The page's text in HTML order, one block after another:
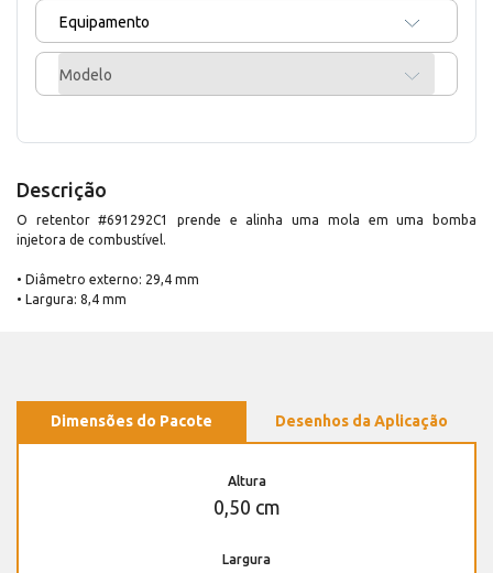
Equipamento
Modelo
Descrição
O retentor #691292C1 prende e alinha uma mola em uma bomba
injetora de combustível.
• Diâmetro externo: 29,4 mm
• Largura: 8,4 mm
Dimensões do Pacote Desenhos da Aplicação
Altura
0,50 cm
Largura